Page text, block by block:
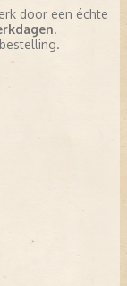
door een échte
.